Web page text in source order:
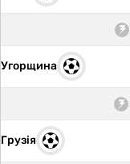
Угорщина
Грузія